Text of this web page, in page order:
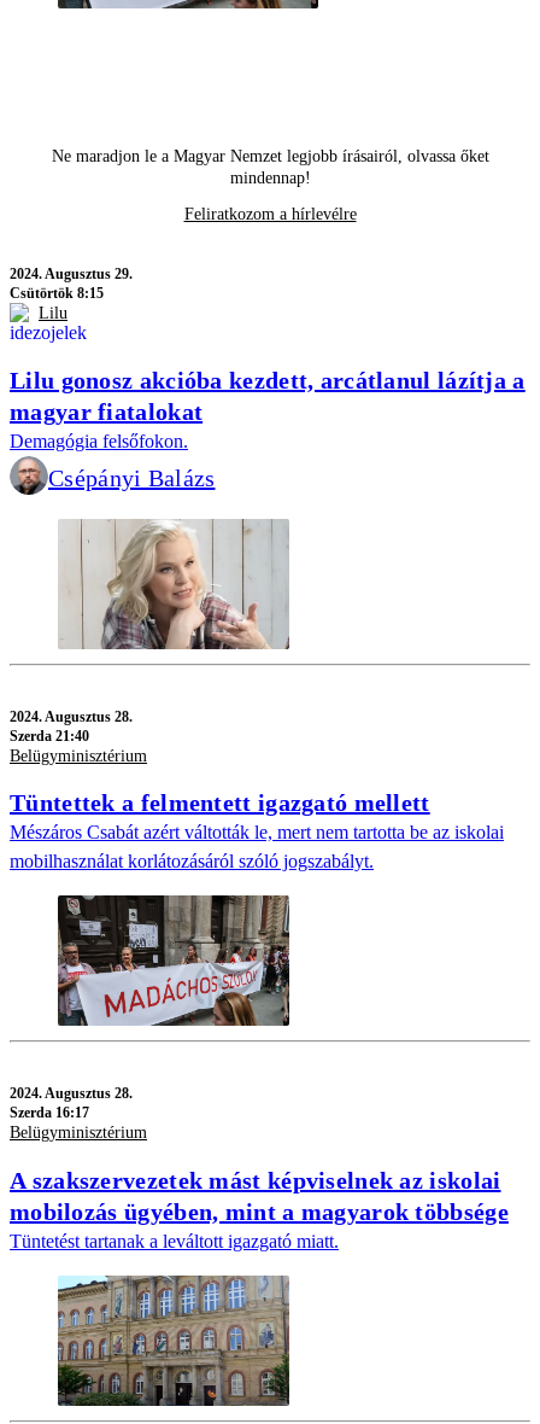
Ne maradjon le a Magyar Nemzet legjobb írásairól, olvassa őket
mindennap!
Feliratkozom a hírlevélre
2024.Augusztus 29.
Csütörtök 8:15
Lilu
Lilu gonosz akcióba kezdett, arcátlanul lázítja a
magyar fiatalokat
Demagógia felsőfokon.
Csépányi Balázs
2024. Augusztus 28.
Szerda 21:40
Belügyminisztérium
Tüntettek a felmentett igazgató mellett
Mészáros Csabát azért váltották le, mert nem tartotta be az iskolai
mobilhasználat korlátozásáról szóló jogszabályt.
2024.Augusztus 28.
Szerda 16:17
Belügyminisztérium
A szakszervezetek mást képviselnek az iskolai
mobilozás ügyében, mint a magyarok többsége
Tüntetést tartanak a leváltott igazgató miatt.